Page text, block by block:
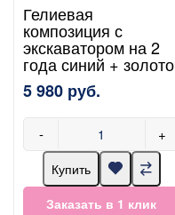
Гелиевая
композиция с
экскаватором на 2
года синий + золото
5 980 руб.
- +
Купить
Заказать в 1 клик